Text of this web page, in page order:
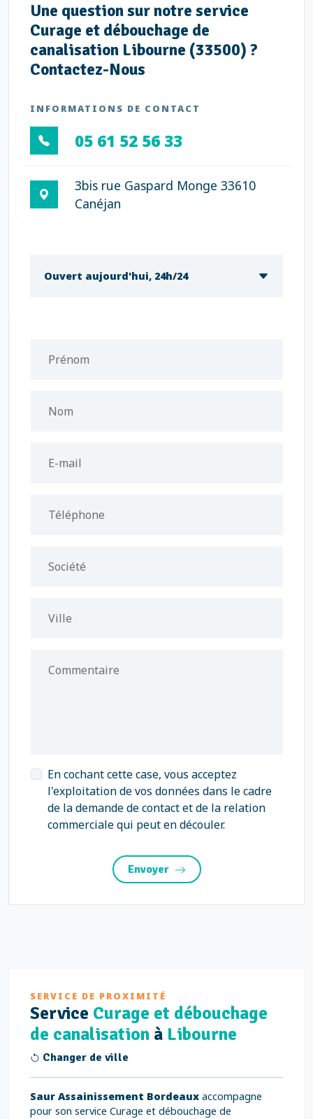
Une question sur notre service
Curage et débouchage de
canalisation Libourne (33500) ?
Contactez-Nous
INFORMATIONS DE CONTACT
05 61 52 56 33
3bis rue Gaspard Monge 33610
Canéjan
Ouvert aujourd'hui, 24h/24
Prénom
Nom
E-mail
Téléphone
Société
Ville
Commentaire
En cochant cette case, vous acceptez
l'exploitation de vos données dans le cadre
de la demande de contact et de la relation
commerciale qui peut en découler.
Envoyer
SERVICE DE PROXIMITÉ
Service Curage et débouchage
de canalisation à Libourne
Changer de ville
Saur Assainissement Bordeaux accompagne
pour son service Curage et débouchage de